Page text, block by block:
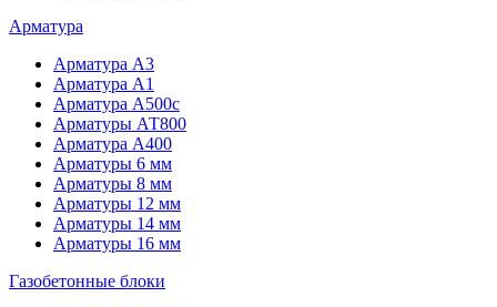
Арматура
Арматура А3
Арматура А1
Арматура А500с
Арматуры АТ800
Арматура А400
Арматуры 6 мм
Арматуры 8 мм
Арматуры 12 мм
Арматуры 14 мм
Арматуры 16 мм
Газобетонные блоки